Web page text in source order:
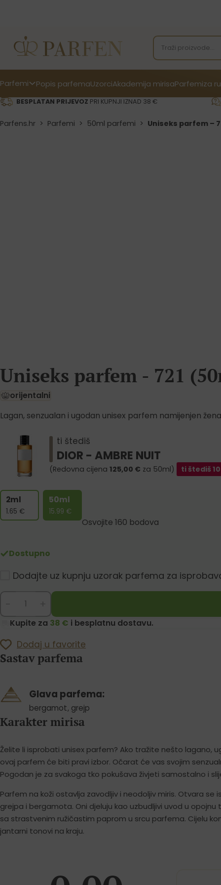
Parfemi Popis parfemaUzorciAkademija mirisaParfemiza
BESPLATAN PRIJEVOZ PRI KUPNJI IZNAD 38 €
Parfens.hr > Parfemi > 50ml parfemi > Uniseks parfem –
Uniseks parfem - 721
orijentalni
Lagan, senzualan i ugodan unisex parfem namijenjen
ti štediš
DIOR - AMBRE NUIT
(Redovna cijena 125,00 € za 50ml) ti štediš
2ml
1.65 €
50ml
15.99 €
Osvojite 160 bodova
Dostupno
Dodajte uz kupnju uzorak parfema za
Kupite za 38 € i besplatnu dostavu.
Dodaj u favorite
Sastav parfema
Glava parfema:
bergamot, grejp
Karakter mirisa
Želite li isprobati unisex parfem? Ako tražite nešto lagano,
ovaj parfem će biti pravi izbor. Očarat će vas svojim
Pogodan je za svakoga tko pokušava živjeti samostalno i
Parfem na koži ostavlja zavodljiv i neodoljiv miris. Otvara se
grejpa i bergamota. Oni djeluju kao uzbudljivi uvod u opojnu
sa strastvenim ružičastim paprom u srcu parfema. Cijelu
jantarni tonovi na kraju.